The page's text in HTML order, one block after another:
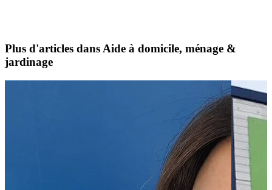
Plus d'articles dans Aide à domicile, ménage &
jardinage